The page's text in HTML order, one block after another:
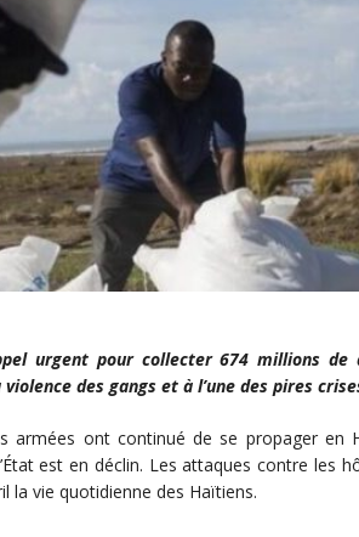
urgent pour collecter 674 millions de
des gangs et à l’une des pires
armées ont continué de se propager en
est en déclin. Les attaques contre les
la vie quotidienne des Haïtiens.